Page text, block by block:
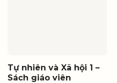
Tự nhiên và Xã hội 1 –
Sách giáo viên